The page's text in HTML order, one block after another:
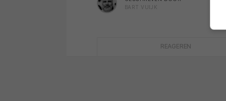
BART VUIJK
REAGEREN